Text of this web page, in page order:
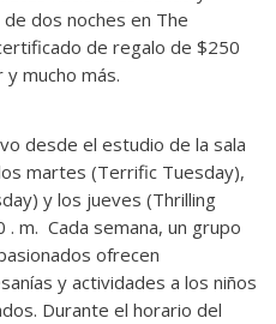
dos noches en The
de regalo de $250
mucho más.
desde el estudio de la sala
martes (Terrific Tuesday),
y los jueves (Thrilling
. m. Cada semana, un grupo
ofrecen
y actividades a los niños
Durante el horario del